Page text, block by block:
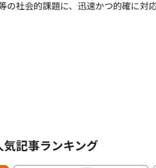
社会的課題に、迅速かつ的確に対
記事ランキング